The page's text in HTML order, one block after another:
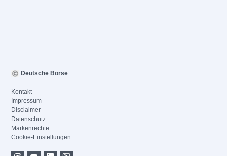
Deutsche Börse
Kontakt
Impressum
Disclaimer
Datenschutz
Markenrechte
Cookie-Einstellungen